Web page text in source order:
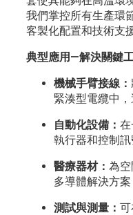
我們掌控所有生產環
客製化配置和技術支援
典型應用—解決關鍵
機械手臂接線：
緊湊型電纜中
自動化設備： 在
執行器和控制訊
醫療器材： 為
多導體解決方案
測試與測量：